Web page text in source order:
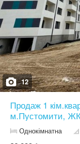
12
Продаж 1
м.Пустомити,
Однокімнатна